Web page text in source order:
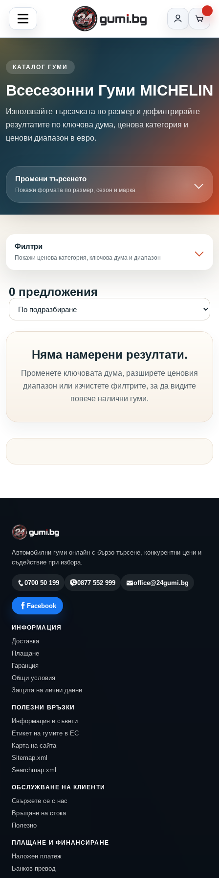
КАТАЛОГ ГУМИ
Всесезонни Гуми MICHELIN
Използвайте търсачката по размер и дофилтрирайте
резултатите по ключова дума, ценова категория и
ценови диапазон в евро.
Промени търсенето
Покажи формата по размер, сезон и марка
Филтри
Покажи ценова категория, ключова дума и диапазон
0 предложения
Няма намерени резултати.
Променете ключовата дума, разширете ценовия
диапазон или изчистете филтрите, за да видите
повече налични гуми.
Автомобилни гуми онлайн с бързо търсене, конкурентни цени и
съдействие при избора.
0700 50 199 0877 552 999 office@24gumi.bg
Facebook
ИНФОРМАЦИЯ
Доставка
Плащане
Гаранция
Общи условия
Защита на лични данни
ПОЛЕЗНИ ВРЪЗКИ
Информация и съвети
Етикет на гумите в ЕС
Карта на сайта
Sitemap.xml
Searchmap.xml
ОБСЛУЖВАНЕ НА КЛИЕНТИ
Свържете се с нас
Връщане на стока
Полезно
ПЛАЩАНЕ И ФИНАНСИРАНЕ
Наложен платеж
Банков превод